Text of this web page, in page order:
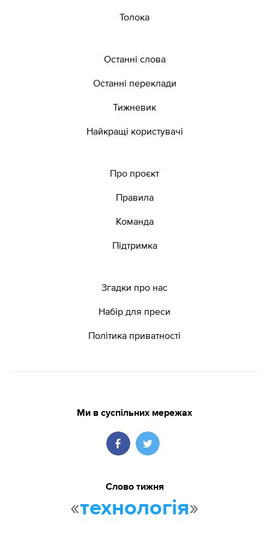
Толока
Останні слова
Останні переклади
Тижневик
Найкращі користувачі
Про проєкт
Правила
Команда
Підтримка
Згадки про нас
Набір для преси
Політика приватності
Ми в суспільних мережах
Слово тижня
«технологія»